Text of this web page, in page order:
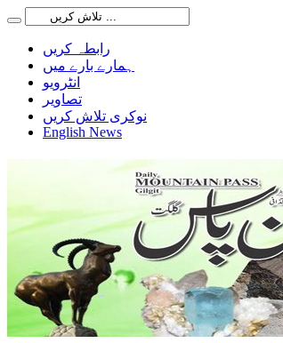
رابطہ کریں
ہمارے بارے میں
انٹرویو
تصاویر
نوکری تلاش کریں
English News